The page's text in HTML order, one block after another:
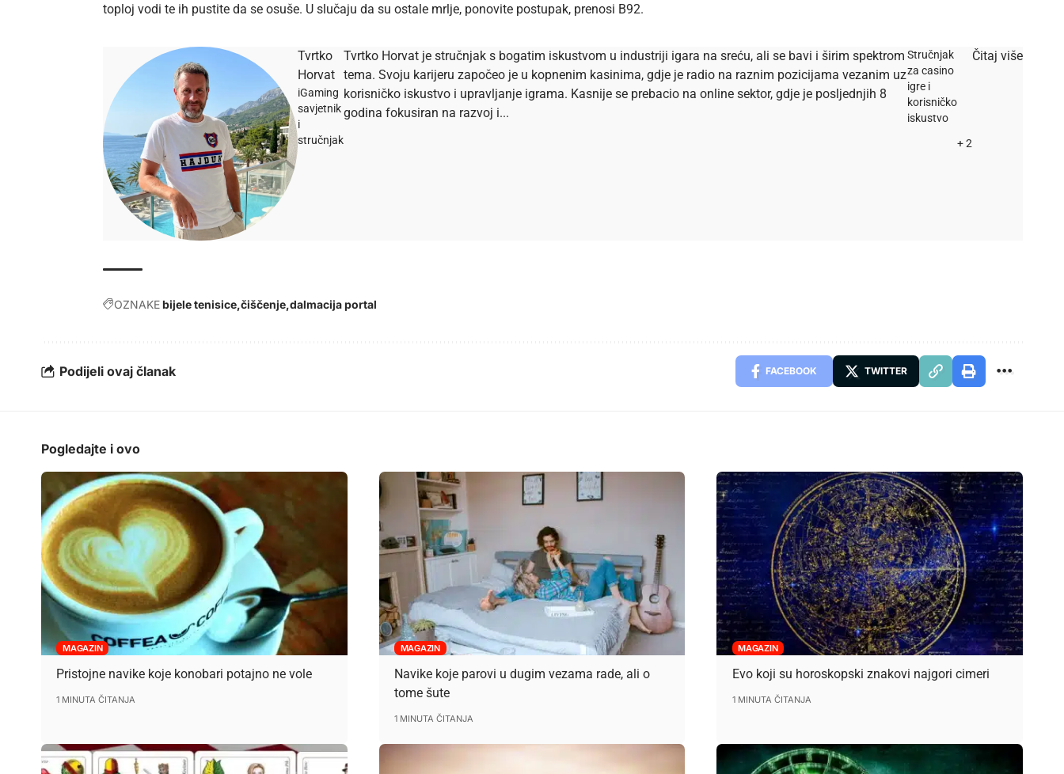
toploj vodi te ih pustite da se osuše. U slučaju da su ostale mrlje, ponovite postupak, prenosi B92.
Tvrtko
Horvat
iGaming
savjetnik
i
stručnjak
Tvrtko Horvat je stručnjak s bogatim iskustvom u industriji igara na sreću, ali se bavi i širim spektrom
tema. Svoju karijeru započeo je u kopnenim kasinima, gdje je radio na raznim pozicijama vezanim uz
korisničko iskustvo i upravljanje igrama. Kasnije se prebacio na online sektor, gdje je posljednjih 8
godina fokusiran na razvoj i...
Stručnjak
za casino
igre i
korisničko
iskustvo
+ 2
Čitaj više
OZNAKEbijele tenisice čiščenje dalmacija portal
Podijeli ovaj članak FACEBOOK TWITTER
Pogledajte i ovo
MAGAZIN
Pristojne navike koje konobari potajno ne vole
1 MINUTA ČITANJA
MAGAZIN
Navike koje parovi u dugim vezama rade, ali o
tome šute
1 MINUTA ČITANJA
MAGAZIN
Evo koji su horoskopski znakovi najgori cimeri
1 MINUTA ČITANJA